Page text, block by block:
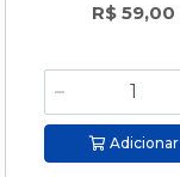
R$ 59,00
Adicionar